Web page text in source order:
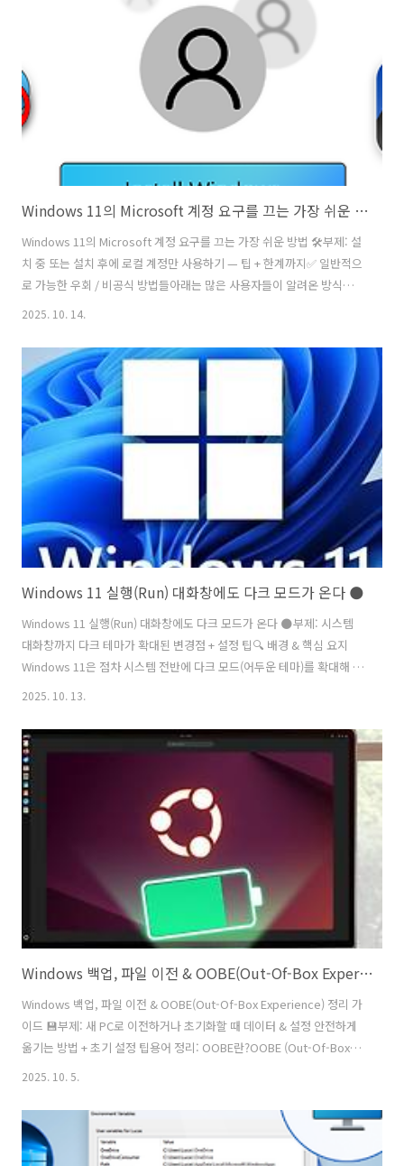
법들비호환 PC에서도 시도 가능한 여러 방법이 있음. 공식적으로 권장되
지 않아서 리스크 감수 필요함.레지스트리 수정 (Disable TPM / CPU 체
크 우회)Windows 설치 미디어..
Windows 11의 Microsoft 계정 요구를 끄는 가장 쉬운 방법 🛠
Windows 11의 Microsoft 계정 요구를 끄는 가장 쉬운 방법 🛠부제: 설
치 중 또는 설치 후에 로컬 계정만 사용하기 — 팁 + 한계까지✅ 일반적으
로 가능한 우회 / 비공식 방법들아래는 많은 사용자들이 알려온 방식들이
야:“oobe\bypassnro” 명령 실행설치 중 “인터넷 연결 화면(Let’s
기 → oobe\bypassnro 입력 → 시스템 재부팅 → “인터넷 없음(I
don’t have internet)” 선택 → 로컬 계정 생성이 방법은 한동안 잘 통
했음. HowToGeek도 이 방식 안내함. “start ms-cxh:localonly” 명령
설치 중 명령 프롬프트에서 start ms-cxh..
2025. 10. 14.
Windows 11 실행(Run) 대화창에도 다크 모드가 온다 🌑
Windows 11 실행(Run) 대화창에도 다크 모드가 온다 🌑부제: 시스템
대화창까지 다크 테마가 확대된 변경점 + 설정 팁🔍 배경 & 핵심 요지
Windows 11은 점차 시스템 전반에 다크 모드(어두운 테마)를 확대해 왔
고, 최근 업데이트에서 실행(Run) 대화창에도 다크 모드가 적용됨이
(라이트 테마) 고정이었고, 사용자가 윈도우 전체를 다크 모드로 설정해
도 실행창만 밝게 보여서 이질감이 있었음.이제는 시스템 테마 설정에 따
라 실행창도 어둡게 표시되어 시각적 일관성이 향상됨.⚙ 설정 방법 & 적
용 조건아래 조건들이 충족되어야 실행창 다크 모드가 적용됨:Windows
11 최신 업데이트 상태여야 함다크 테마가 실행창까지 확대..
2025. 10. 13.
Windows 백업, 파일 이전 & OOBE(Out-Of-Box Experience) 정리 가이드 💾
Windows 백업, 파일 이전 & OOBE(Out-Of-Box Experience) 정리 가
이드 💾부제: 새 PC로 이전하거나 초기화할 때 데이터 & 설정 안전하게
옮기는 방법 + 초기 설정 팁용어 정리: OOBE란?OOBE (Out-Of-Box
Experience): 새 Windows 장치를 처음 켜거나 초기화한 뒤 사용자에
보호 설정 / 네트워크 연결 등 기본 설정을 하게 됨따라서 이전 설정을 백
업해 두면 OOBE 과정에서 복원하거나 이전 환경과 유사하게 시작할 수
있음1. 중요한 데이터 백업 & 파일 이전 전략새 PC 구매 혹은 초기화할
2025. 10. 5.